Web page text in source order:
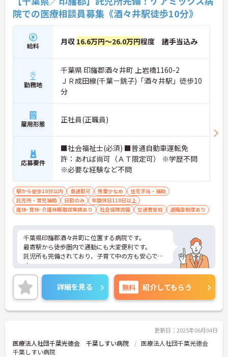
院での医療相談員募集《酒々井駅徒歩10分》
給料 月収 16.6万円～26.0万円程度 諸手当込み
勤務地
千葉県 印旛郡酒々井町 上岩橋1160-2
ＪＲ成田線(千葉－銚子)「酒々井駅」徒歩10
分
雇用形態 正社員(正職員)
応募要件
■社会福祉士(必須) ■普通自動車運転免
許：あれば尚可（ＡＴ限定可） ※学歴不問
※必要な経験など不問
駅から徒歩10分以内 車通勤可 残業少なめ
住宅手当・補助
託児所・育児補助
日勤のみ
年間休日110日以上
産休･育休･介護休暇取得実績あり
社会保険完備 交通費支給 退職金制度あり
千葉県印旛郡酒々井町に位置する病院です。
最寄駅から徒歩圏内で通勤にも大変便利です。
託児所も完備されており、子育て中の方も安心で
す。
ご興味ある方には、面接対策ポイントなど、さらに
詳細をお話しいたしますのでお気軽にご相談くださ
い！
詳細を見る 無料 紹介してもらう
更新日：2025年06月04日
医療法人社団千葉光徳会 千葉しすい病院
医療法人社団千葉光徳会
千葉しすい病院